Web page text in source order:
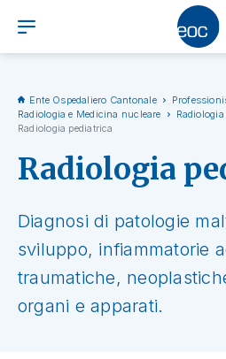
Ente Ospedaliero Cantonale
Radiologia e Medicina nucleare
Radiologia pediatrica
Radiologia
Diagnosi di patologie
sviluppo, infiammatorie
traumatiche,
organi e apparati.